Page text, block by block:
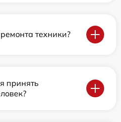
техники?
принять